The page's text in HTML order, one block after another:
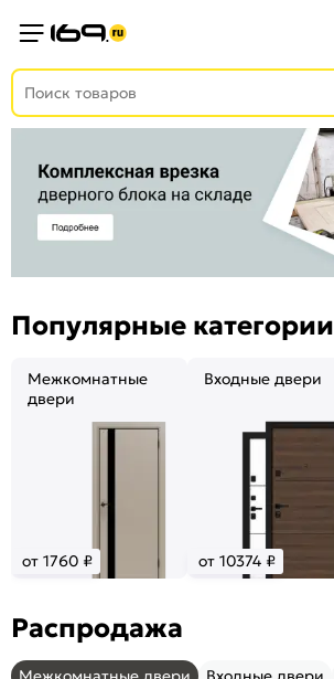
Популярные категории
Межкомнатные
двери
от 1760 ₽
Входные двери
от 10374 ₽
Распродажа